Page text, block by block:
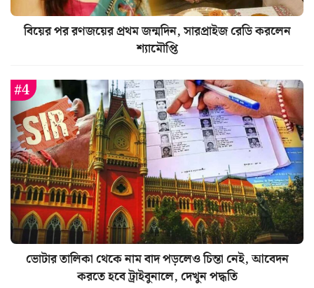
বিয়ের পর রণজয়ের প্রথম জন্মদিন, সারপ্রাইজ রেডি করলেন
শ্যামৌপ্তি
ভোটার তালিকা থেকে নাম বাদ পড়লেও চিন্তা নেই, আবেদন
করতে হবে ট্রাইবুনালে, দেখুন পদ্ধতি